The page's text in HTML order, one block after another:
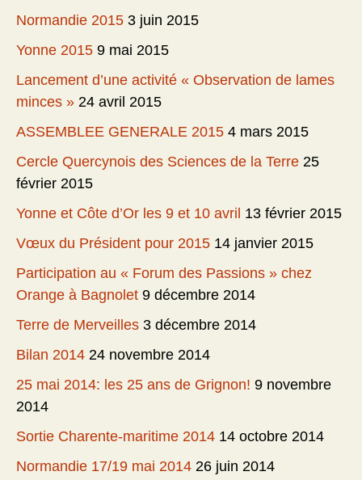
Normandie 2015 3 juin 2015
Yonne 2015 9 mai 2015
Lancement d’une activité « Observation de lames
minces » 24 avril 2015
ASSEMBLEE GENERALE 2015 4 mars 2015
Cercle Quercynois des Sciences de la Terre 25
février 2015
Yonne et Côte d’Or les 9 et 10 avril 13 février 2015
Vœux du Président pour 2015 14 janvier 2015
Participation au « Forum des Passions » chez
Orange à Bagnolet 9 décembre 2014
Terre de Merveilles 3 décembre 2014
Bilan 2014 24 novembre 2014
25 mai 2014: les 25 ans de Grignon! 9 novembre
2014
Sortie Charente-maritime 2014 14 octobre 2014
Normandie 17/19 mai 2014 26 juin 2014